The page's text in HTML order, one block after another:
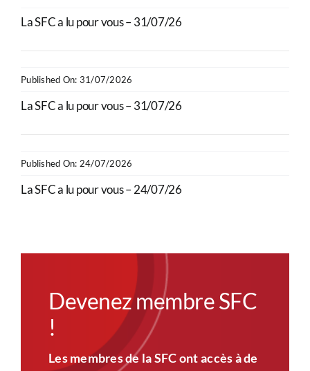
La SFC a lu pour vous – 31/07/26
Published On: 31/07/2026
La SFC a lu pour vous – 31/07/26
Published On: 24/07/2026
La SFC a lu pour vous – 24/07/26
Devenez membre SFC
!
Les membres de la SFC ont accès à de